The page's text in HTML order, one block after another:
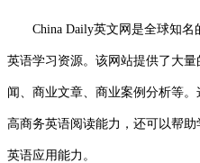
China Daily英文网是全球知
英语学习资源。该网站提供了大
闻、商业文章、商业案例分析等
高商务英语阅读能力，还可以帮
英语应用能力。